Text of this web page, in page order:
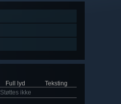
Full lyd
Teksting
Støttes ikke